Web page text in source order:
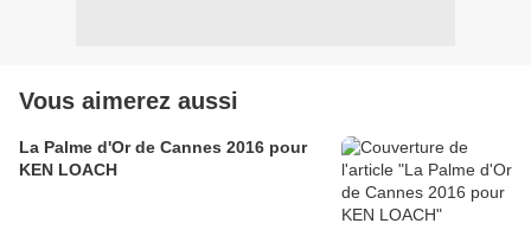
Vous aimerez aussi
La Palme d'Or de Cannes 2016 pour
KEN LOACH